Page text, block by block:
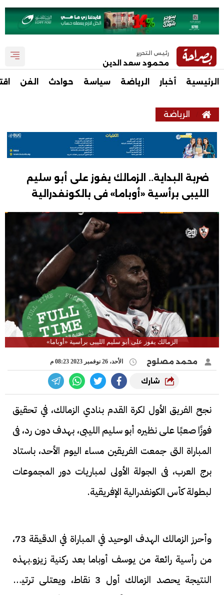
رئيس التحرير
محمود سعد الدين
الرئيسية أخبار الرياضة سياسة حوادث الفن
الرياضة
ضربة البداية.. الزمالك يفوز على أبو سليم
الليبى برأسية «أوباما» فى بالكونفدرالية
الزمالك يفوز على أبو سليم الليبى برأسية «أوباما»
محمد مصلوح الأحد، 26 نوفمبر 2023 08:23 م
شارك
نجح الفريق الأول لكرة القدم بنادي الزمالك، في تحقيق
فوزًا صعبًا على نظيره أبو سليم الليبى، بهدف دون رد، فى
المباراة التى جمعت الفريقين مساء اليوم الأحد، باستاد
برج العرب، فى الجولة الأولى لمباريات دور المجموعات
لبطولة كأس الكونفدرالية الإفريقية.
وأحرز الزمالك الهدف الوحيد في المباراة في الدقيقة 73،
من رأسية رائعة من يوسف أوباما بعد ركنية زيزو.بهذه
النتيجة يحصد الزمالك أول 3 نقاط، ويعتلى ترتيب